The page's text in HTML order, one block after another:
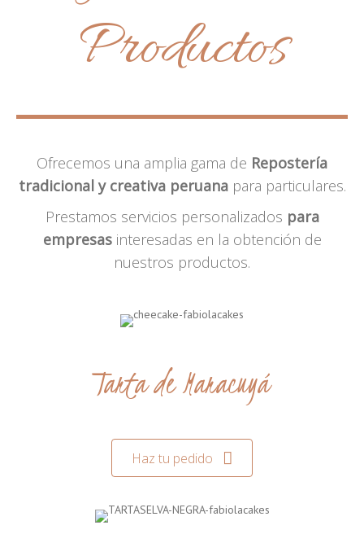
Productos
Ofrecemos una amplia gama de Repostería
tradicional y creativa peruanapara particulares.
Prestamos servicios personalizados para
empresasinteresadas en la obtención de
nuestros productos.
Tarta de Maracuyá
Haz tu pedido